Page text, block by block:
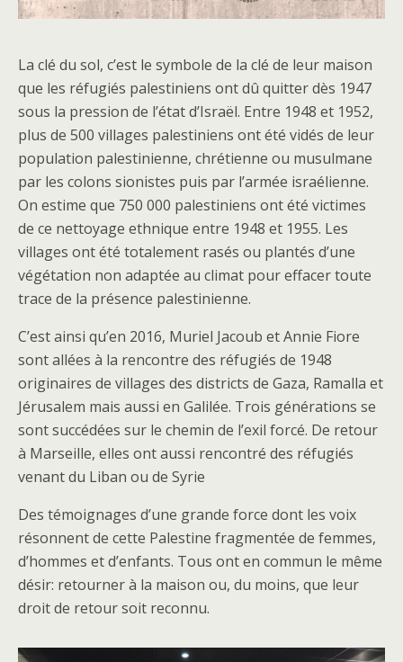
La clé du sol, c’est le symbole de la clé de leur maison
que les réfugiés palestiniens ont dû quitter dès 1947
sous la pression de l’état d’Israël. Entre 1948 et 1952,
plus de 500 villages palestiniens ont été vidés de leur
population palestinienne, chrétienne ou musulmane
par les colons sionistes puis par l’armée israélienne.
On estime que 750 000 palestiniens ont été victimes
de ce nettoyage ethnique entre 1948 et 1955. Les
villages ont été totalement rasés ou plantés d’une
végétation non adaptée au climat pour effacer toute
trace de la présence palestinienne.
C’est ainsi qu’en 2016, Muriel Jacoub et Annie Fiore
sont allées à la rencontre des réfugiés de 1948
originaires de villages des districts de Gaza, Ramalla et
Jérusalem mais aussi en Galilée. Trois générations se
sont succédées sur le chemin de l’exil forcé. De retour
à Marseille, elles ont aussi rencontré des réfugiés
venant du Liban ou de Syrie
Des témoignages d’une grande force dont les voix
résonnent de cette Palestine fragmentée de femmes,
d’hommes et d’enfants. Tous ont en commun le même
désir: retourner à la maison ou, du moins, que leur
droit de retour soit reconnu.